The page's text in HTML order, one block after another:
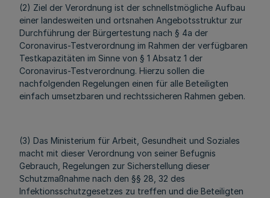
(2) Ziel der Verordnung ist der schnellstmögliche Aufbau
einer landesweiten und ortsnahen Angebotsstruktur zur
Durchführung der Bürgertestung nach § 4a der
Coronavirus-Testverordnung im Rahmen der verfügbaren
Testkapazitäten im Sinne von § 1 Absatz 1 der
Coronavirus-Testverordnung. Hierzu sollen die
nachfolgenden Regelungen einen für alle Beteiligten
einfach umsetzbaren und rechtssicheren Rahmen geben.
(3) Das Ministerium für Arbeit, Gesundheit und Soziales
macht mit dieser Verordnung von seiner Befugnis
Gebrauch, Regelungen zur Sicherstellung dieser
Schutzmaßnahme nach den §§ 28, 32 des
Infektionsschutzgesetzes zu treffen und die Beteiligten